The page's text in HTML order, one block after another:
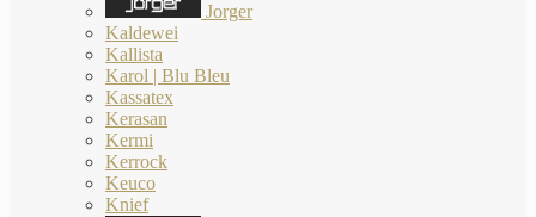
Jorger
Kaldewei
Kallista
Karol | Blu Bleu
Kassatex
Kerasan
Kermi
Kerrock
Keuco
Knief